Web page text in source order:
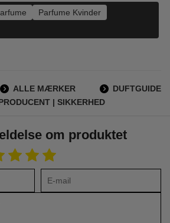
Parfume Kvinder
ALLE MÆRKER
DUFTGUIDE
| SIKKERHED
om produktet